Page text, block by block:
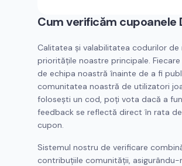
Cum verificăm cupoanele
Calitatea și valabilitatea codurilor de
prioritățile noastre principale.
de echipa noastră înainte de a fi
comunitatea noastră de utilizatori
folosești un cod, poți vota dacă a
feedback se reflectă direct în rata
cupon.
Sistemul nostru de verificare
contribuțiile comunității, asigurându-